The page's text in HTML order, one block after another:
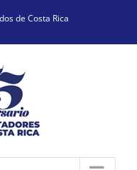
de Costa Rica